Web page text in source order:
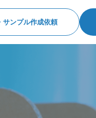
サンプル作成依頼